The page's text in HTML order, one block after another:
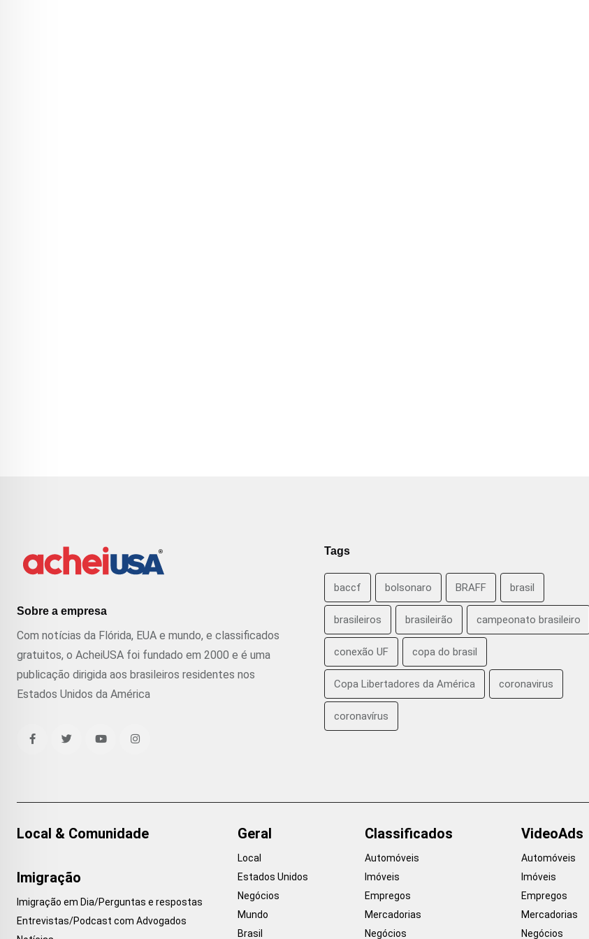
Sobre a empresa
Com notícias da Flórida, EUA e mundo, e classificados
gratuitos, o AcheiUSA foi fundado em 2000 e é uma
publicação dirigida aos brasileiros residentes nos
Estados Unidos da América
Tags
baccf bolsonaro BRAFF brasil
brasileiros brasileirão campeonato brasileiro
conexão UF copa do brasil
Copa Libertadores da América coronavirus
coronavírus
Local & Comunidade
Imigração
Imigração em Dia/Perguntas e respostas
Entrevistas/Podcast com Advogados
Geral
Local
Estados Unidos
Negócios
Mundo
Brasil
Classificados
Automóveis
Imóveis
Empregos
Mercadorias
Negócios
VideoAds
Automóveis
Imóveis
Empregos
Mercadorias
Negócios